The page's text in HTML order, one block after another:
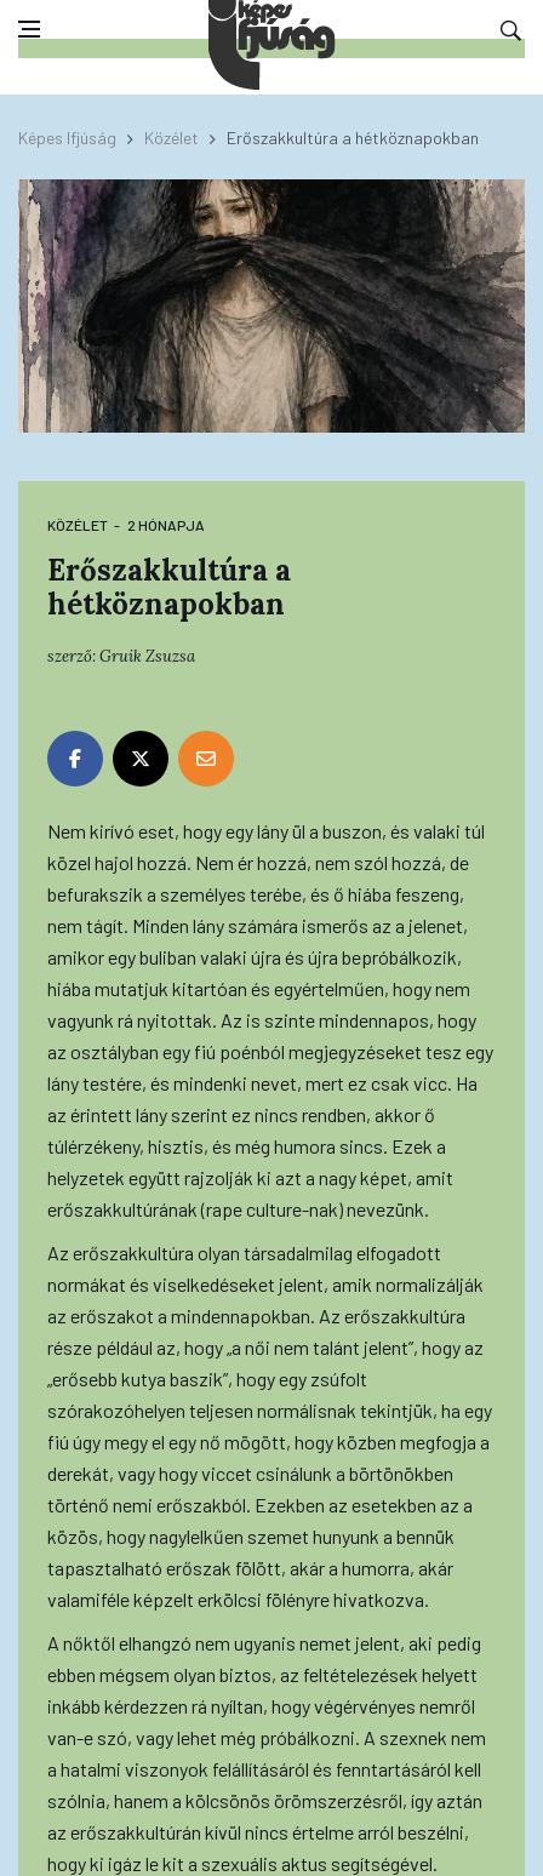
Képes Ifjúság Közélet Erőszakkultúra a hétköznapokban
KÖZÉLET 2 HÓNAPJA
Erőszakkultúra a
hétköznapokban
szerző:Gruik Zsuzsa
Nem kirívó eset, hogy egy lány ül a buszon, és valaki túl
közel hajol hozzá. Nem ér hozzá, nem szól hozzá, de
befurakszik a személyes terébe, és ő hiába feszeng,
nem tágít. Minden lány számára ismerős az a jelenet,
amikor egy buliban valaki újra és újra bepróbálkozik,
hiába mutatjuk kitartóan és egyértelműen, hogy nem
vagyunk rá nyitottak. Az is szinte mindennapos, hogy
az osztályban egy fiú poénból megjegyzéseket tesz egy
lány testére, és mindenki nevet, mert ez csak vicc. Ha
az érintett lány szerint ez nincs rendben, akkor ő
túlérzékeny, hisztis, és még humora sincs. Ezek a
helyzetek együtt rajzolják ki azt a nagy képet, amit
erőszakkultúrának (rape culture-nak) nevezünk.
Az erőszakkultúra olyan társadalmilag elfogadott
normákat és viselkedéseket jelent, amik normalizálják
az erőszakot a mindennapokban. Az erőszakkultúra
része például az, hogy „a női nem talánt jelent”, hogy az
„erősebb kutya baszik”, hogy egy zsúfolt
szórakozóhelyen teljesen normálisnak tekintjük, ha egy
fiú úgy megy el egy nő mögött, hogy közben megfogja a
derekát, vagy hogy viccet csinálunk a börtönökben
történő nemi erőszakból. Ezekben az esetekben az a
közös, hogy nagylelkűen szemet hunyunk a bennük
tapasztalható erőszak fölött, akár a humorra, akár
valamiféle képzelt erkölcsi fölényre hivatkozva.
A nőktől elhangzó nem ugyanis nemet jelent, aki pedig
ebben mégsem olyan biztos, az feltételezések helyett
inkább kérdezzen rá nyíltan, hogy végérvényes nemről
van-e szó, vagy lehet még próbálkozni. A szexnek nem
a hatalmi viszonyok felállításáról és fenntartásáról kell
szólnia, hanem a kölcsönös örömszerzésről, így aztán
az erőszakkultúrán kívül nincs értelme arról beszélni,
hogy ki igáz le kit a szexuális aktus segítségével.